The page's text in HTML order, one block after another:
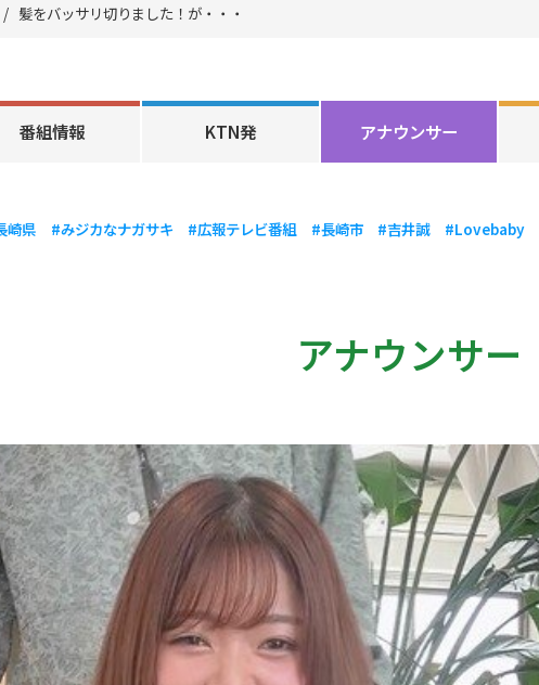
髪をバッサリ切りました！が・・・
番組情報 KTN発 アナウンサー
崎県 #みジカなナガサキ #広報テレビ番組 #長崎市 #吉井誠 #Lovebaby
アナウンサー